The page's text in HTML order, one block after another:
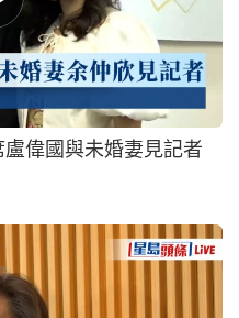
偉國與未婚妻見記者